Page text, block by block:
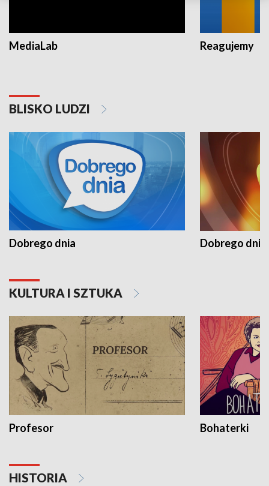
MediaLab Reagujemy
BLISKO LUDZI
Dobrego dnia Dobrego dnia
KULTURA I SZTUKA
Profesor Bohaterki
HISTORIA